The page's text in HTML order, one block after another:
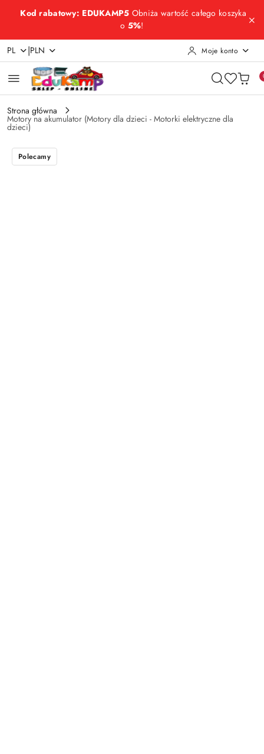
Przejdź do treści głównej
Przejdź do wyszukiwarki
Przejdź do moje konto
Przejdź do menu głównego
Przejdź do opisu produktu
Przejdź do stopki
Kod rabatowy: EDUKAMP5 Obniża wartość całego koszyka
o 5%!
PL |PLN Moje konto
Strona główna
Motory na akumulator (Motory dla dzieci - Motorki elektryczne dla
dzieci)
Polecamy